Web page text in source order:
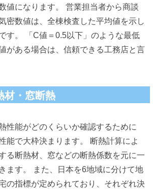
値になります。 営業担当者から商談
密数値は、全棟検査した平均値を示し
す。 「C値＝0.5以下」のような最低
がある場合は、信頼できる工務店と言
・窓断熱
性能がどのくらいか確認するために
能で大枠決まります。 断熱計算によ
る断熱材、窓などの断熱係数を元に一
ます。 また、日本を6地域に分けて地
の指標が定められており、それぞれ決